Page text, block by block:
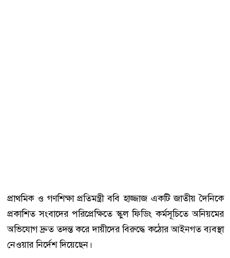
প্রাথমিক ও গণশিক্ষা প্রতিমন্ত্রী ববি হাজ্জাজ একটি জাতীয় দৈনিকে
প্রকাশিত সংবাদের পরিপ্রেক্ষিতে স্কুল ফিডিং কর্মসূচিতে অনিয়মের
অভিযোগ দ্রুত তদন্ত করে দায়ীদের বিরুদ্ধে কঠোর আইনগত ব্যবস্থা
নেওয়ার নির্দেশ দিয়েছেন।